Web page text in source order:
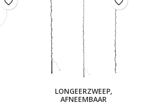
LONGEERZWEEP,
AFNEEMBAAR